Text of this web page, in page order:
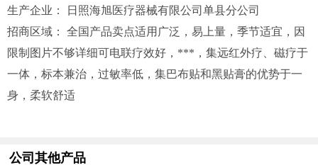
生产企业： 日照海旭医疗器械有限公司单县分公司
招商区域： 全国产品卖点适用广泛，易上量，季节适宜，因
限制图片不够详细可电联疗效好，***，集远红外疗、磁疗于
一体，标本兼治，过敏率低，集巴布贴和黑贴膏的优势于一
身，柔软舒适
公司其他产品